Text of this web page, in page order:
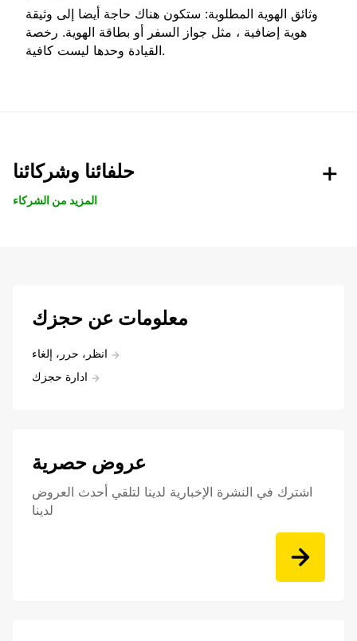
وثائق الهوية المطلوبة: ستكون هناك حاجة أيضا إلى وثيقة
هوية إضافية ، مثل جواز السفر أو بطاقة الهوية. رخصة
القيادة وحدها ليست كافية.
حلفائنا وشركائنا
المزيد من الشركاء
معلومات عن حجزك
انظر، حرر، إلغاء
ادارة حجزك
عروض حصرية
اشترك في النشرة الإخبارية لدينا لتلقي أحدث العروض
لدينا